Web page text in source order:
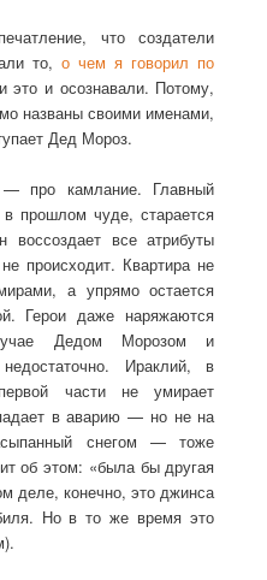
что создатели
то,о чем я говорил по
это и осознавали. Потому,
названы своими именами,
Дед Мороз.
про камлание. Главный
прошлом чуде, старается
воссоздает все атрибуты
происходит. Квартира не
а упрямо остается
Герои даже наряжаются
Дедом Морозом и
Ираклий, в
части не умирает
в аварию — но не на
снегом — тоже
об этом: «была бы другая
деле, конечно, это джинса
Но в то же время это